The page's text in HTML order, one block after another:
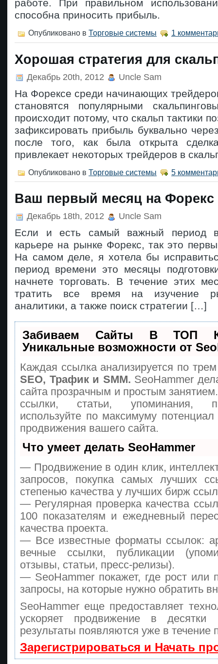
работе. При правильном
способна приносить прибыль.
Опубликовано в Торговые системы 1
Хорошая стратегия для
Декабрь 20th, 2012 Uncle Sam
На Форексе среди начинающих
становятся популярными
происходит потому, что скальп тактики
зафиксировать прибыль буквально
после того, как была открыта
привлекает некоторых трейдеров в
Опубликовано в Торговые системы 5
Ваш первый месяц на Форекс
Декабрь 18th, 2012 Uncle Sam
Если и есть самый важный период
карьере на рынке Форекс, так это
На самом деле, я хотела бы
период времени это месяцы
начнете торговать. В течение этих
тратить все время на изучение
аналитики, а также поиск стратегии […]
Забиваем Сайты В ТОП
Уникальные возможности от
Каждая ссылка анализируется по
SEO, Трафик и SMM. SeoHammer
сайта прозрачным и простым
ссылки, статьи, упоминания,
используйте по максимуму
продвижения вашего сайта.
Что умеет делать SeoHammer
— Продвижение в один клик,
запросов, покупка самых лучших
степенью качества у лучших бирж
— Регулярная проверка качества
100 показателям и ежедневный
качества проекта.
— Все известные форматы ссылок:
вечные ссылки, публикации
отзывы, статьи, пресс-релизы).
— SeoHammer покажет, где рост или
запросы, на которые нужно обратить
SeoHammer еще предоставляет
ускоряет продвижение в
результаты появляются уже в течение
Зарегистрироваться и Начать